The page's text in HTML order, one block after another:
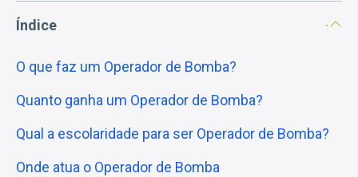
Índice
O que faz um Operador de Bomba?
Quanto ganha um Operador de Bomba?
Qual a escolaridade para ser Operador de Bomba?
Onde atua o Operador de Bomba